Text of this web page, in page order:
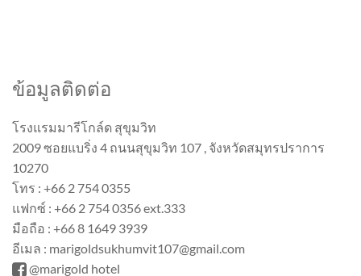
ข้อมูลติดต่อ
โรงแรมมารีโกล์ด สุขุมวิท
2009 ซอยแบริ่ง 4 ถนนสุขุมวิท 107 , จังหวัดสมุทรปราการ
10270
โทร : +66 2 754 0355
แฟกซ์ : +66 2 754 0356 ext.333
มือถือ : +66 8 1649 3939
อีเมล : marigoldsukhumvit107@gmail.com
@marigold hotel